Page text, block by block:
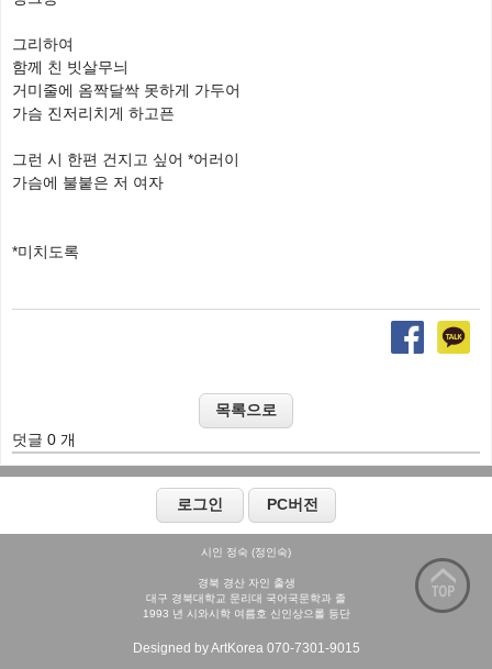
그리하여
함께 친 빗살무늬
거미줄에 옴짝달싹 못하게 가두어
가슴 진저리치게 하고픈
그런 시 한편 건지고 싶어 *어러이
가슴에 불붙은 저 여자
*미치도록
덧글 0 개
시인 정숙 (정인숙)
경북 경산 자인 출생
대구 경북대학교 문리대 국어국문학과 졸
1993 년 시와시학 여름호 신인상으롤 등단
Designed by ArtKorea 070-7301-9015